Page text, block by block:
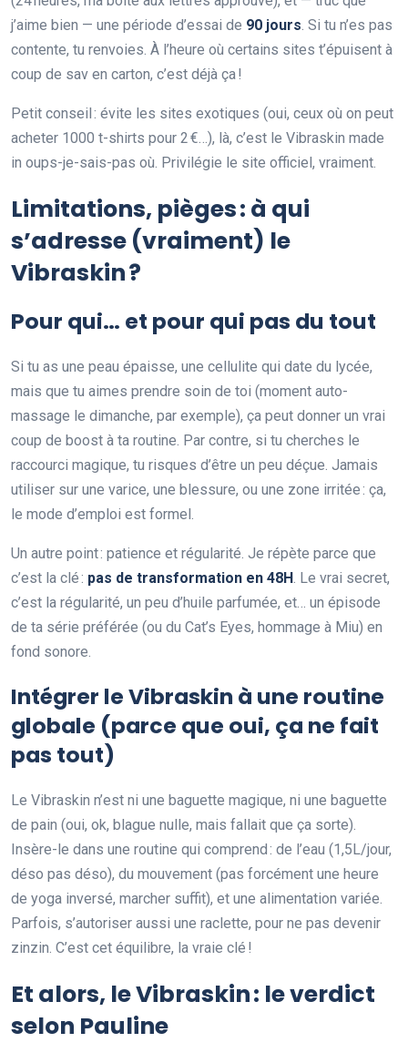
j’aime bien — une période d’essai de 90 jours. Si tu n’es pas
contente, tu renvoies. À l’heure où certains sites t’épuisent à
coup de sav en carton, c’est déjà ça !
Petit conseil : évite les sites exotiques (oui, ceux où on peut
acheter 1000 t-shirts pour 2 €…), là, c’est le Vibraskin made
in oups-je-sais-pas où. Privilégie le site officiel, vraiment.
Limitations, pièges : à qui
s’adresse (vraiment) le
Vibraskin ?
Pour qui… et pour qui pas du tout
Si tu as une peau épaisse, une cellulite qui date du lycée,
mais que tu aimes prendre soin de toi (moment auto-
massage le dimanche, par exemple), ça peut donner un vrai
coup de boost à ta routine. Par contre, si tu cherches le
raccourci magique, tu risques d’être un peu déçue. Jamais
utiliser sur une varice, une blessure, ou une zone irritée : ça,
le mode d’emploi est formel.
Un autre point : patience et régularité. Je répète parce que
c’est la clé : pas de transformation en 48H. Le vrai secret,
c’est la régularité, un peu d’huile parfumée, et… un épisode
de ta série préférée (ou du Cat’s Eyes, hommage à Miu) en
fond sonore.
Intégrer le Vibraskin à une routine
globale (parce que oui, ça ne fait
pas tout)
Le Vibraskin n’est ni une baguette magique, ni une baguette
de pain (oui, ok, blague nulle, mais fallait que ça sorte).
Insère-le dans une routine qui comprend : de l’eau (1,5L/jour,
déso pas déso), du mouvement (pas forcément une heure
de yoga inversé, marcher suffit), et une alimentation variée.
Parfois, s’autoriser aussi une raclette, pour ne pas devenir
zinzin. C’est cet équilibre, la vraie clé !
Et alors, le Vibraskin : le verdict
selon Pauline